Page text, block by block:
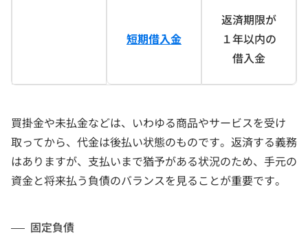
短期借入金
返済期限が
１年以内の
借入金
買掛金や未払金などは、いわゆる商品やサービスを受け
取ってから、代金は後払い状態のものです。返済する義務
はありますが、支払いまで猶予がある状況のため、手元の
資金と将来払う負債のバランスを見ることが重要です。
固定負債